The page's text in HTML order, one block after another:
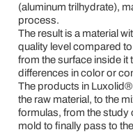
(aluminum trilhydrate),
process.
The result is a material
quality level compared
from the surface inside
differences in color or
The products in
the raw material, to the
formulas, from the study
mold to finally pass to